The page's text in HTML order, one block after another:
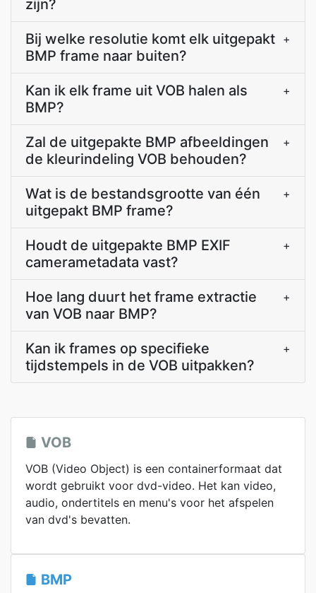
zijn?
Bij welke resolutie komt elk uitgepakt
BMP frame naar buiten?
+
Kan ik elk frame uit VOB halen als
BMP?
+
Zal de uitgepakte BMP afbeeldingen
de kleurindeling VOB behouden?
+
Wat is de bestandsgrootte van één
uitgepakt BMP frame?
+
Houdt de uitgepakte BMP EXIF
camerametadata vast?
+
Hoe lang duurt het frame extractie
van VOB naar BMP?
+
Kan ik frames op specifieke
tijdstempels in de VOB uitpakken?
+
VOB
VOB (Video Object) is een containerformaat dat
wordt gebruikt voor dvd-video. Het kan video,
audio, ondertitels en menu's voor het afspelen
van dvd's bevatten.
BMP